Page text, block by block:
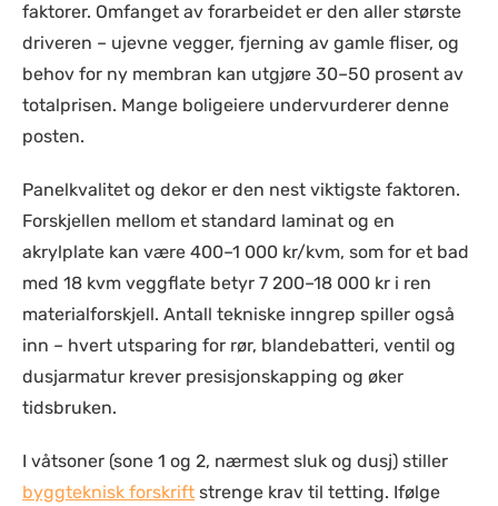
faktorer. Omfanget av forarbeidet er den aller største
driveren – ujevne vegger, fjerning av gamle fliser, og
behov for ny membran kan utgjøre 30–50 prosent av
totalprisen. Mange boligeiere undervurderer denne
posten.
Panelkvalitet og dekor er den nest viktigste faktoren.
Forskjellen mellom et standard laminat og en
akrylplate kan være 400–1 000 kr/kvm, som for et bad
med 18 kvm veggflate betyr 7 200–18 000 kr i ren
materialforskjell. Antall tekniske inngrep spiller også
inn – hvert utsparing for rør, blandebatteri, ventil og
dusjarmatur krever presisjonskapping og øker
tidsbruken.
I våtsoner (sone 1 og 2, nærmest sluk og dusj) stiller
byggteknisk forskrift strenge krav til tetting. Ifølge